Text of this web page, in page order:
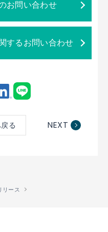
お問い合わせ
するお問い合わせ
る NEXT
リース